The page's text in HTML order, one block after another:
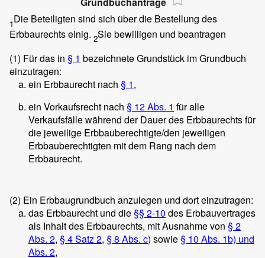
1Die Beteiligten sind sich über die Bestellung des
Erbbaurechts einig. 2Sie bewilligen und beantragen
(1) Für das in § 1 bezeichnete Grundstück im Grundbuch
einzutragen:
ein Erbbaurecht nach § 1,
ein Vorkaufsrecht nach § 12 Abs. 1 für alle
Verkaufsfälle während der Dauer des Erbbaurechts für
die jeweilige Erbbauberechtigte/den jeweiligen
Erbbauberechtigten mit dem Rang nach dem
Erbbaurecht.
(2) Ein Erbbaugrundbuch anzulegen und dort einzutragen:
das Erbbaurecht und die§§ 2-10 des Erbbauvertrages
als Inhalt des Erbbaurechts, mit Ausnahme von § 2
Abs. 2, § 4 Satz 2, § 8 Abs. c) sowie§ 10 Abs. 1b) und
Abs. 2,